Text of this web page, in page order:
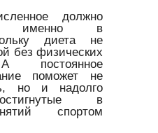
должно
именно в
диета не
без физических
постоянное
поможет не
но и надолго
в
спортом